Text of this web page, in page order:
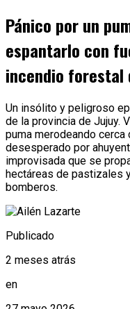
Pánico por un
espantarlo con
incendio forestal
Un insólito y peligroso
de la provincia de Jujuy.
puma merodeando
desesperado por
improvisada que se
hectáreas de pastizales
bomberos.
Publicado
2 meses atrás
en